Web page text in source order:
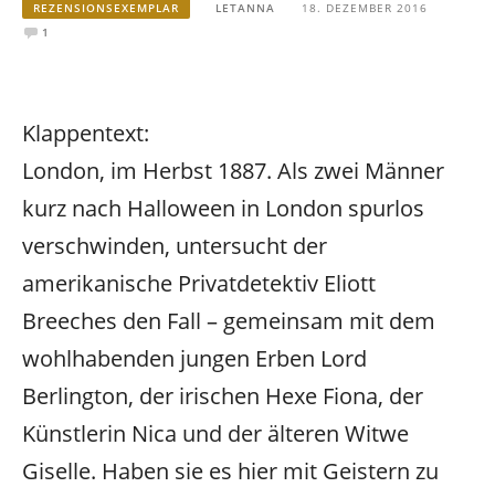
REZENSIONSEXEMPLAR LETANNA
18. DEZEMBER 2016
1
Klappentext:
London, im Herbst 1887. Als zwei Männer
kurz nach Halloween in London spurlos
verschwinden, untersucht der
amerikanische Privatdetektiv Eliott
Breeches den Fall – gemeinsam mit dem
wohlhabenden jungen Erben Lord
Berlington, der irischen Hexe Fiona, der
Künstlerin Nica und der älteren Witwe
Giselle. Haben sie es hier mit Geistern zu